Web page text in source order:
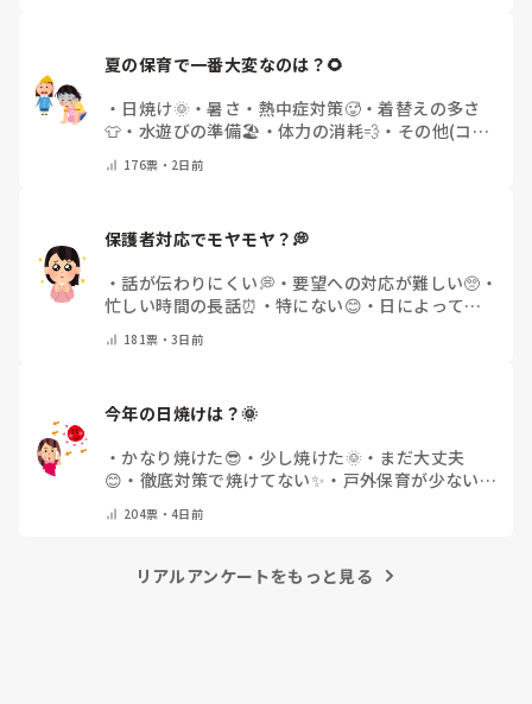
夏の保育で一番大変なのは？🌻
・ 日焼け🌞 ・暑さ・熱中症対策🥵・着替えの多さ
👕 ・ 水遊びの準備🏖️ ・ 体力の消耗💨 ・ その他(コメ
176票・ 2日前
保護者対応でモヤモヤ？💭
・話が伝わりにくい💭 ・ 要望への対応が難しい🥺 ・
忙しい時間の長話⏰ ・ 特にない😊 ・ 日によって違
181票・3日前
今年の日焼けは？🌞
・ かなり焼けた😎 ・ 少し焼けた🌞 ・ まだ大丈夫
😊 ・ 徹底対策で焼けてない✨ ・ 戸外保育が少ない
204票・4日前
リアルアンケートをもっと見る